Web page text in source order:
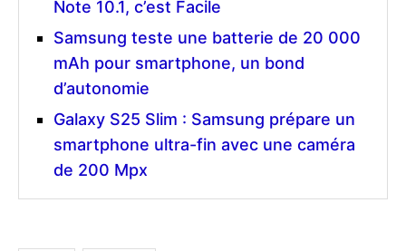
Note 10.1, c’est Facile
Samsung teste une batterie de 20 000
mAh pour smartphone, un bond
d’autonomie
Galaxy S25 Slim : Samsung prépare un
smartphone ultra-fin avec une caméra
de 200 Mpx